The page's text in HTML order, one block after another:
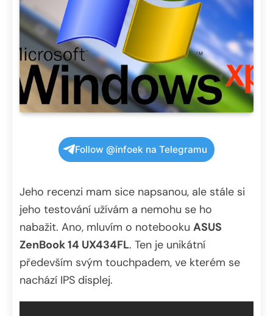
Follow @infoek na Telegramu
Jeho recenzi mam sice napsanou, ale stále si
jeho testování užívám a nemohu se ho
nabažit. Ano, mluvím o notebooku ASUS
ZenBook 14 UX434FL. Ten je unikátní
především svým touchpadem, ve kterém se
nachází IPS displej.